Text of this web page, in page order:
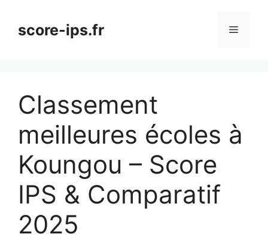
contenuscore-ips.fr Menu
Classement
meilleures écoles à
Koungou – Score
IPS & Comparatif
2025